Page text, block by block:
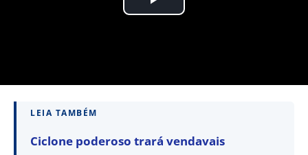
LEIA TAMBÉM
Ciclone poderoso trará vendavais